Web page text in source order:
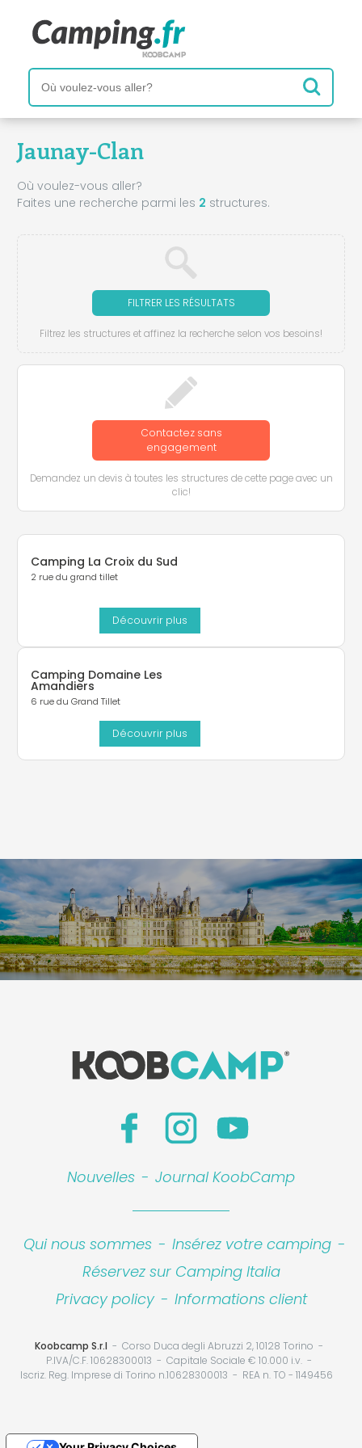
Jaunay-Clan
Où voulez-vous aller?
Faites une recherche parmi les 2 structures.
FILTRER LES RÉSULTATS
Filtrez les structures et affinez la recherche selon vos besoins!
Contactez sans
engagement
Demandez un devis à toutes les structures de cette page avec un
clic!
Camping La Croix du Sud
2 rue du grand tillet
Découvrir plus
Camping Domaine Les
Amandiers
6 rue du Grand Tillet
Découvrir plus
Nouvelles - Journal KoobCamp
Qui nous sommes - Insérez votre camping -
Réservez sur Camping Italia
Privacy policy - Informations client
Koobcamp S.r.l
Corso Duca degli Abruzzi 2, 10128 Torino
P.IVA/C.F. 10628300013
Capitale Sociale € 10.000 i.v.
Iscriz. Reg. Imprese di Torino n.10628300013
REA n. TO - 1149456